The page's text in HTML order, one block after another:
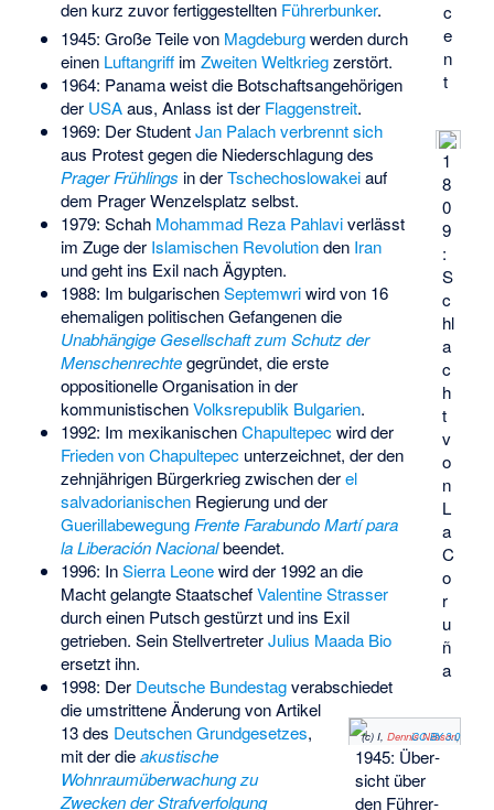
c
e
n
t
1
8
0
9
:
S
c
hl
a
c
h
t
v
o
n
L
a
C
o
r
u
ñ
a
(c) I, Dennis Nilsson,
CC BY 3.0
1945: Über­
sicht über
den Führer­
den kurz zuvor fertiggestellten Führerbunker.
1945: Große Teile von Magdeburgwerden durch
einen Luftangriffim Zweiten Weltkriegzerstört.
1964: Panama weist die Botschaftsangehörigen
der USAaus, Anlass ist der Flaggenstreit.
1969: Der StudentJan Palach verbrennt sich
aus Protest gegen die Niederschlagung des
Prager Frühlings in derTschechoslowakeiauf
dem Prager Wenzelsplatz selbst.
1979: Schah Mohammad Reza Pahlaviverlässt
im Zuge der Islamischen Revolutionden Iran
und geht ins Exil nach Ägypten.
1988: Im bulgarischenSeptemwriwird von 16
ehemaligen politischen Gefangenen die
Unabhängige Gesellschaft zum Schutz der
Menschenrechtegegründet, die erste
oppositionelle Organisation in der
kommunistischenVolksrepublik Bulgarien.
1992: Im mexikanischenChapultepecwird der
Frieden von Chapultepecunterzeichnet, der den
zehnjährigen Bürgerkrieg zwischen derel
salvadorianischenRegierung und der
Guerillabewegung Frente Farabundo Martí para
la Liberación Nacionalbeendet.
1996: InSierra Leonewird der 1992 an die
Macht gelangte StaatschefValentine Strasser
durch einen Putsch gestürzt und ins Exil
getrieben. Sein StellvertreterJulius Maada Bio
ersetzt ihn.
1998: Der Deutsche Bundestagverabschiedet
die umstrittene Änderung von Artikel
13 des Deutschen Grundgesetzes,
mit der dieakustische
Wohnraumüberwachung zu
Zwecken der Strafverfolgung